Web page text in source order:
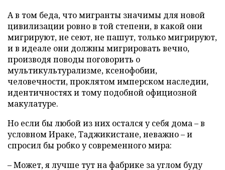
А в том беда, что мигранты значимы для новой
цивилизации ровно в той степени, в какой они
мигрируют, не сеют, не пашут, только мигрируют,
и в идеале они должны мигрировать вечно,
производя поводы поговорить о
мультикультурализме, ксенофобии,
человечности, проклятом имперском наследии,
идентичностях и тому подобной официозной
макулатуре.
Но если бы любой из них остался у себя дома – в
условном Ираке, Таджикистане, неважно – и
спросил бы робко у современного мира:
– Может, я лучше тут на фабрике за углом буду